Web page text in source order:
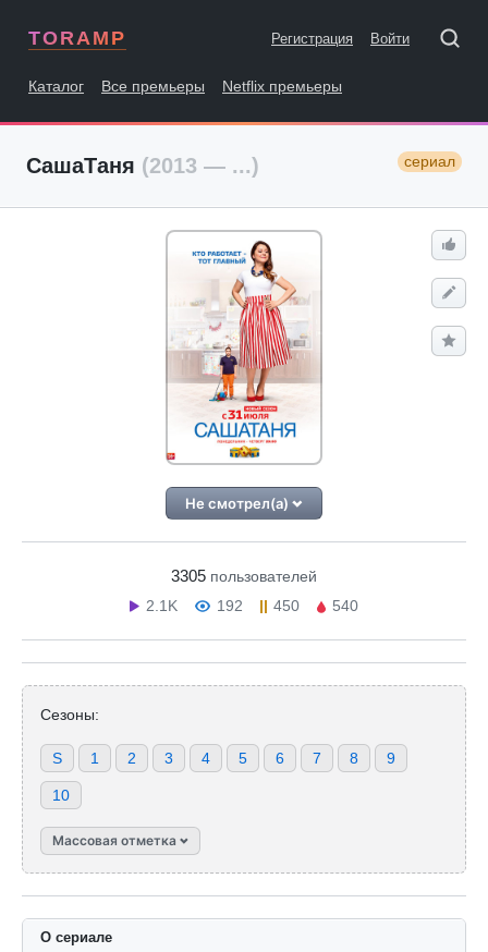
TORAMP Регистрация Войти
Каталог Все премьеры Netflix премьеры
СашаТаня (2013 — ...) сериал
Не смотрел(а)
3305 пользователей
2.1K
192 450 540
Сезоны:
S 1 2 3 4 5 6 7 8 9
10
Массовая отметка
О сериале